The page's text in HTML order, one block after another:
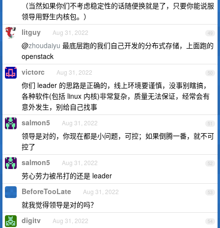
（当然如果你们不考虑稳定性的话随便换就是了，只要你能说服
领导用野生内核包。）
49
litguy Aug 31, 2022
@zhoudaiyu 最底层跑的我们自己开发的分布式存储，上面跑的
openstack
50
victorc Aug 31, 2022
你们 leader 的思路是正确的，线上环境要谨慎，没事别瞎搞，
各种软件(包括 linux 内核)非常复杂，质量无法保证，经常会有
意外发生，别给自己找事
51
salmon5 Aug 31, 2022
领导是对的，你现在都是小问题，可控；如果倒腾一番，就不可
控了
52
salmon5 Aug 31, 2022
劳心劳力被吊打的还是 leader
53
BeforeTooLate Aug 31, 2022
就我觉得领导是对的吗？
54
digitv Aug 31, 2022